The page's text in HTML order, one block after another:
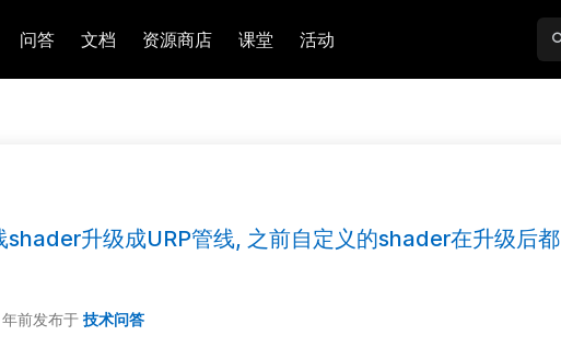
问答 文档 资源商店 课堂 活动
升级成URP管线, 之前自定义的shader在升级后都
年前发布于 技术问答